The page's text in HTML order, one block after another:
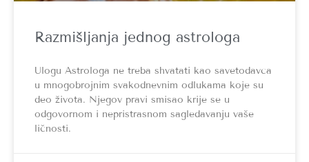
Razmišljanja jednog astrologa
Ulogu Astrologa ne treba shvatati kao savetodavca
u mnogobrojnim svakodnevnim odlukama koje su
deo života. Njegov pravi smisao krije se u
odgovornom i nepristrasnom sagledavanju vaše
ličnosti.